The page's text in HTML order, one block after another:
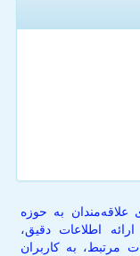
به حوزه
اطلاعات دقیق،
مرتبط، به کاربران